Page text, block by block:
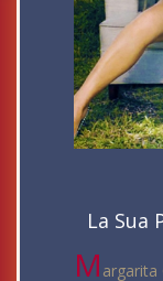
La Sua
M argarita